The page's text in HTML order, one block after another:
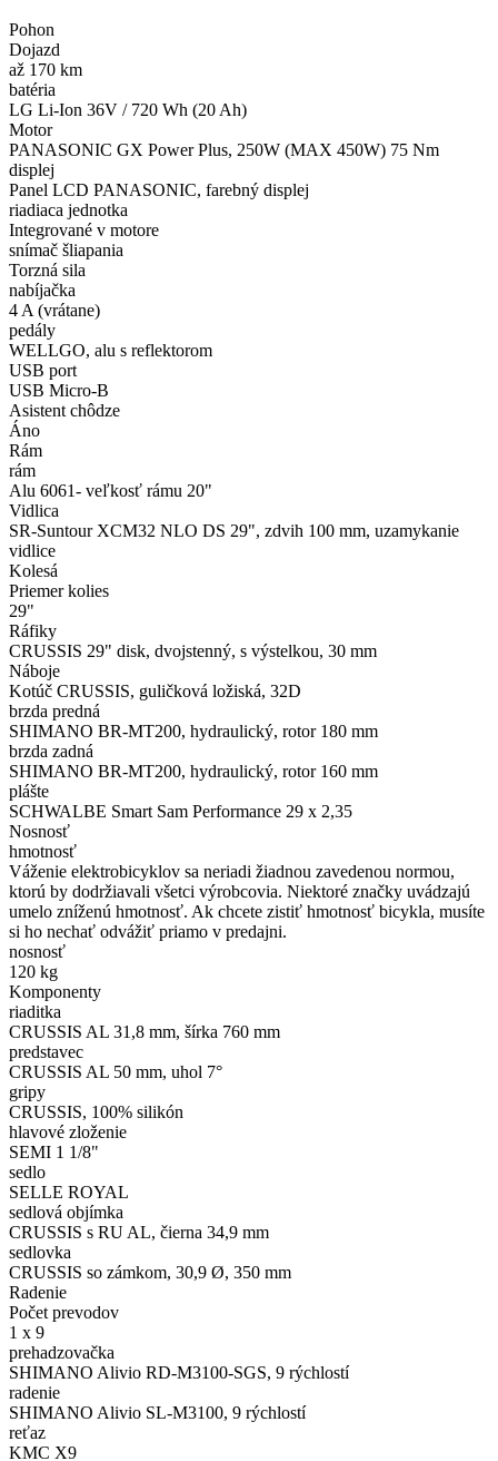
Pohon
Dojazd
až 170 km
batéria
LG Li-Ion 36V / 720 Wh (20 Ah)
Motor
PANASONIC GX Power Plus, 250W (MAX 450W) 75 Nm
displej
Panel LCD PANASONIC, farebný displej
riadiaca jednotka
Integrované v motore
snímač šliapania
Torzná sila
nabíjačka
4 A (vrátane)
pedály
WELLGO, alu s reflektorom
USB port
USB Micro-B
Asistent chôdze
Áno
Rám
rám
Alu 6061- veľkosť rámu 20"
Vidlica
SR-Suntour XCM32 NLO DS 29", zdvih 100 mm, uzamykanie
vidlice
Kolesá
Priemer kolies
29"
Ráfiky
CRUSSIS 29" disk, dvojstenný, s výstelkou, 30 mm
Náboje
Kotúč CRUSSIS, guličková ložiská, 32D
brzda predná
SHIMANO BR-MT200, hydraulický, rotor 180 mm
brzda zadná
SHIMANO BR-MT200, hydraulický, rotor 160 mm
plášte
SCHWALBE Smart Sam Performance 29 x 2,35
Nosnosť
hmotnosť
Váženie elektrobicyklov sa neriadi žiadnou zavedenou normou,
ktorú by dodržiavali všetci výrobcovia. Niektoré značky uvádzajú
umelo zníženú hmotnosť. Ak chcete zistiť hmotnosť bicykla, musíte
si ho nechať odvážiť priamo v predajni.
nosnosť
120 kg
Komponenty
riaditka
CRUSSIS AL 31,8 mm, šírka 760 mm
predstavec
CRUSSIS AL 50 mm, uhol 7°
gripy
CRUSSIS, 100% silikón
hlavové zloženie
SEMI 1 1/8"
sedlo
SELLE ROYAL
sedlová objímka
CRUSSIS s RU AL, čierna 34,9 mm
sedlovka
CRUSSIS so zámkom, 30,9 Ø, 350 mm
Radenie
Počet prevodov
1 x 9
prehadzovačka
SHIMANO Alivio RD-M3100-SGS, 9 rýchlostí
radenie
SHIMANO Alivio SL-M3100, 9 rýchlostí
reťaz
KMC X9